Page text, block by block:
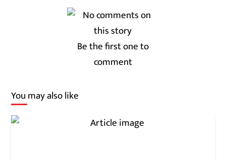
Be the first one to
comment
You may also like